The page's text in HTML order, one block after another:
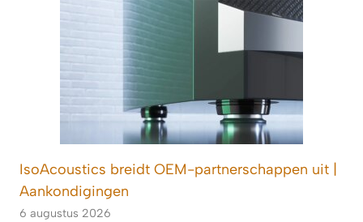
IsoAcoustics breidt OEM-partnerschappen uit |
Aankondigingen
6 augustus 2026